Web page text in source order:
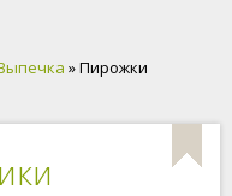
» Пирожки